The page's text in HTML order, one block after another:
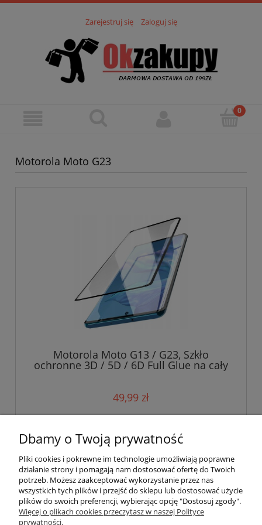
Zarejestruj się Zaloguj się
Motorola Moto G23
Motorola Moto G13 / G23, Szkło
ochronne 3D / 5D / 6D Full Glue na cały
49,99 zł
Pomoc
Dbamy o Twoją prywatność
Pliki cookies i pokrewne im technologie umożliwiają poprawne
działanie strony i pomagają nam dostosować ofertę do Twoich
potrzeb. Możesz zaakceptować wykorzystanie przez nas
wszystkich tych plików i przejść do sklepu lub dostosować użycie
plików do swoich preferencji, wybierając opcję "Dostosuj zgody".
Więcej o plikach cookies przeczytasz w naszej Polityce
prywatności.